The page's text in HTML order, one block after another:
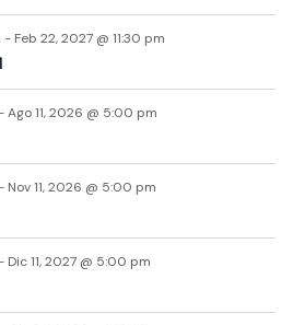
- Feb 22, 2027 @ 11:30 pm
-Ago 11, 2026 @ 5:00 pm
- Nov 11, 2026 @ 5:00 pm
- Dic 11, 2027 @ 5:00 pm